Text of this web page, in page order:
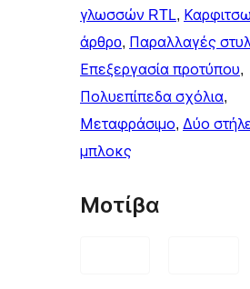
γλωσσών RTL,
άρθρo, Παραλλαγές
Επεξεργασία προτύπου
Πολυεπίπεδα σχόλια
Μεταφράσιμο, Δύο
μπλοκς
Μοτίβα